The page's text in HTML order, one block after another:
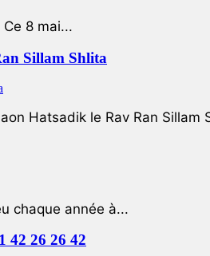
8 mai...
Sillam Shlita
Hatsadik le Rav Ran Sillam
chaque année à...
42 26 26 42